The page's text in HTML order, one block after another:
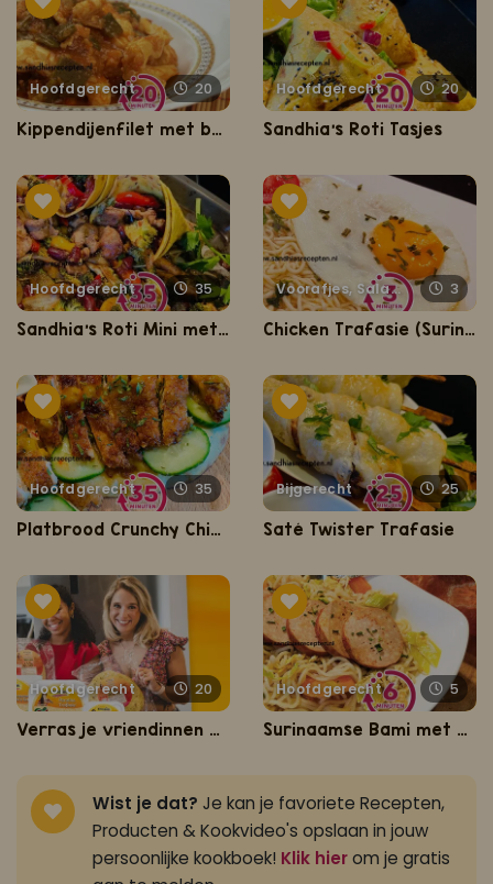
Hoofdgerecht 20
Kippendijenfilet met boontjes
Hoofdgerecht 20
Sandhia’s Roti Tasjes
Hoofdgerecht 35
Sandhia’s Roti Mini met ketjap traybake
Voorafjes, Salades, Hapjes en Lekkernijen 3
Chicken Trafasie (Surinaamse kip noodles in 3 minuten)
Hoofdgerecht 35
Platbrood Crunchy Chicken
Bijgerecht 25
Saté Twister Trafasie
Hoofdgerecht 20
Verras je vriendinnen met Roti Kip Masala
Hoofdgerecht 5
Surinaamse Bami met grillworst
Wist je dat? Je kan je favoriete Recepten,
Producten & Kookvideo's opslaan in jouw
persoonlijke kookboek! Klik hierom je gratis